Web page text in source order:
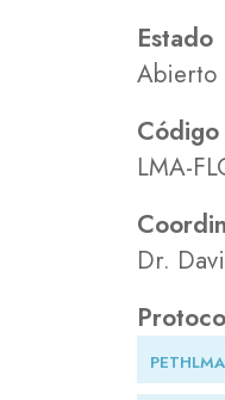
Estado
Abierto
LMA-
Dr.